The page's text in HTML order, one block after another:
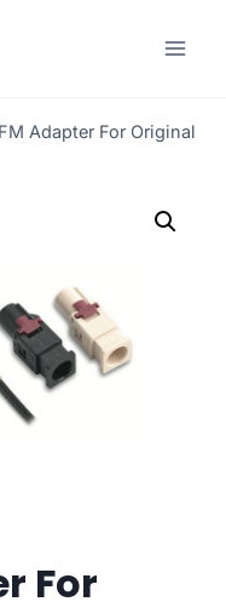
Adapter For Original
For